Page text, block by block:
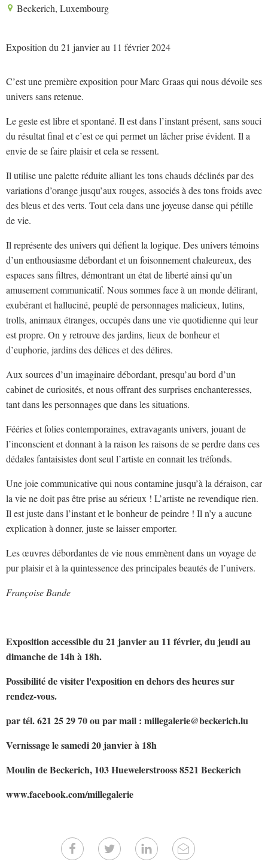
Beckerich, Luxembourg
Exposition du 21 janvier au 11 février 2024
C’est une première exposition pour Marc Graas qui nous dévoile ses
univers sans retenue.
Le geste est libre et spontané. Il est dans l’instant présent, sans souci
du résultat final et c’est ce qui permet un lâcher prise évident. Il a
envie de se faire plaisir et cela se ressent.
Il utilise une palette réduite alliant les tons chauds déclinés par des
variations d’orange jusqu’aux rouges, associés à des tons froids avec
des bleus et des verts. Tout cela dans une joyeuse danse qui pétille
de vie.
Il représente des univers qui défient la logique. Des univers témoins
d’un enthousiasme débordant et un foisonnement chaleureux, des
espaces sans filtres, démontrant un état de liberté ainsi qu’un
amusement communicatif. Nous sommes face à un monde délirant,
exubérant et halluciné, peuplé de personnages malicieux, lutins,
trolls, animaux étranges, occupés dans une vie quotidienne qui leur
est propre. On y retrouve des jardins, lieux de bonheur et
d’euphorie, jardins des délices et des délires.
Aux sources d’un imaginaire débordant, presqu’au bord d’un
cabinet de curiosités, et nous offrant des surprises enchanteresses,
tant dans les personnages que dans les situations.
Fééries et folies contemporaines, extravagants univers, jouant de
l’inconscient et donnant à la raison les raisons de se perdre dans ces
dédales fantaisistes dont seul l’artiste en connait les tréfonds.
Une joie communicative qui nous contamine jusqu’à la déraison, car
la vie ne doit pas être prise au sérieux ! L’artiste ne revendique rien.
Il est juste dans l’instant et le bonheur de peindre ! Il n’y a aucune
explication à donner, juste se laisser emporter.
Les œuvres débordantes de vie nous emmènent dans un voyage de
pur plaisir et à la quintessence des principales beautés de l’univers.
Françoise Bande
Exposition accessible du 21 janvier au 11 février, du jeudi au
dimanche de 14h à 18h.
Possibilité de visiter l'exposition en dehors des heures sur
rendez-vous.
par tél. 621 25 29 70 ou par mail : millegalerie@beckerich.lu
Vernissage le samedi 20 janvier à 18h
Moulin de Beckerich, 103 Huewelerstrooss 8521 Beckerich
www.facebook.com/millegalerie